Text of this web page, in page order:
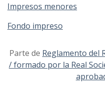
Impresos menores
Fondo impreso
Parte de Reglamento del
/ formado por la Real